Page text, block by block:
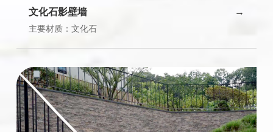
文化石影壁墙
主要材质：文化石